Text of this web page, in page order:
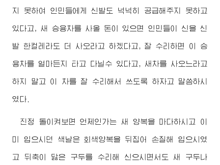
지 못하여 인민들에게 신발도 넉넉히 공급해주지 못하고
있다고, 새 승용차를 사올 돈이 있으면 인민들이 신을 신
발 한컬레라도 더 사오라고 하겠다고, 잘 수리하면 이 승
용차를 얼마든지 타고 다닐수 있다고, 새차를 사오느라고
하지 말고 이 차를 잘 수리해서 쓰도록 하자고 말씀하시
였다.
진정 돌이켜보면 언제인가는 새 양복을 마다하시고 이
미 입으시던 색날은 회색양복을 뒤집어 손질해 입으시였
고 뒤축이 닳은 구두를 수리해 신으시면서도 새 구두나